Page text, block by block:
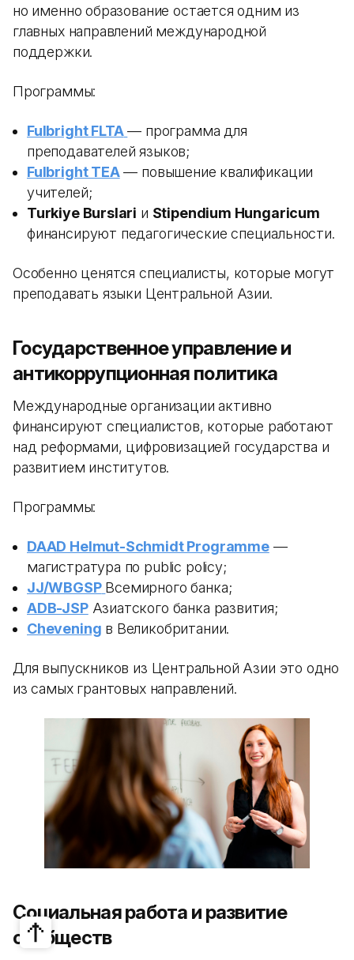
но именно образование остается одним из
главных направлений международной
поддержки.
Программы:
Fulbright FLTA — программа для
преподавателей языков;
Fulbright TEA— повышение квалификации
учителей;
Turkiye Burslari и Stipendium Hungaricum
финансируют педагогические специальности.
Особенно ценятся специалисты, которые могут
преподавать языки Центральной Азии.
Государственное управление и
антикоррупционная политика
Международные организации активно
финансируют специалистов, которые работают
над реформами, цифровизацией государства и
развитием институтов.
Программы:
DAAD Helmut-Schmidt Programme—
магистратура по public policy;
JJ/WBGSP Всемирного банка;
ADB-JSPАзиатского банка развития;
Chevening в Великобритании.
Для выпускников из Центральной Азии это одно
из самых грантовых направлений.
Социальная работа и развитие
сообществ